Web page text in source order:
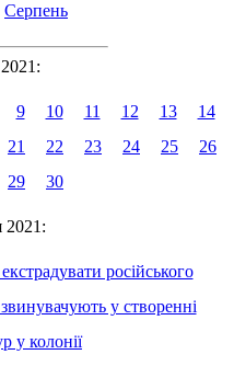
Серпень
9 10 11 12 13
14
21 22 23 24 25
26
29 30
2021:
російського
у створенні
у колонії